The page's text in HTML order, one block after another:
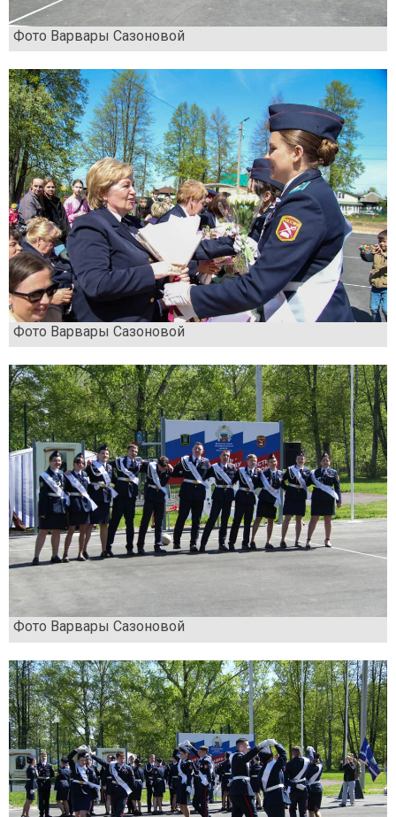
Фото Варвары Сазоновой
Фото Варвары Сазоновой
Фото Варвары Сазоновой